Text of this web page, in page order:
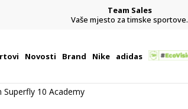
Team Sales
Vaše mjesto za timske sportove.
Novosti Brand Nike adidas
Superfly 10 Academy